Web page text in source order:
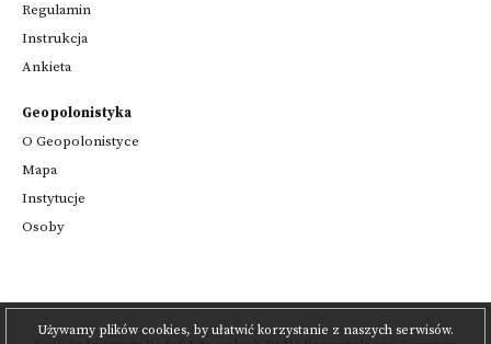
Używamy plików cookies, by ułatwić korzystanie z naszych serwisów.
Regulamin
Instrukcja
Ankieta
Geopolonistyka
O Geopolonistyce
Mapa
Instytucje
Osoby